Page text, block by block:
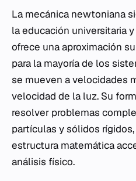
La mecánica newtoniana
la educación universitaria
ofrece una aproximación
para la mayoría de los
se mueven a velocidades
velocidad de la luz. Su
resolver problemas
partículas y sólidos
estructura matemática
análisis físico.